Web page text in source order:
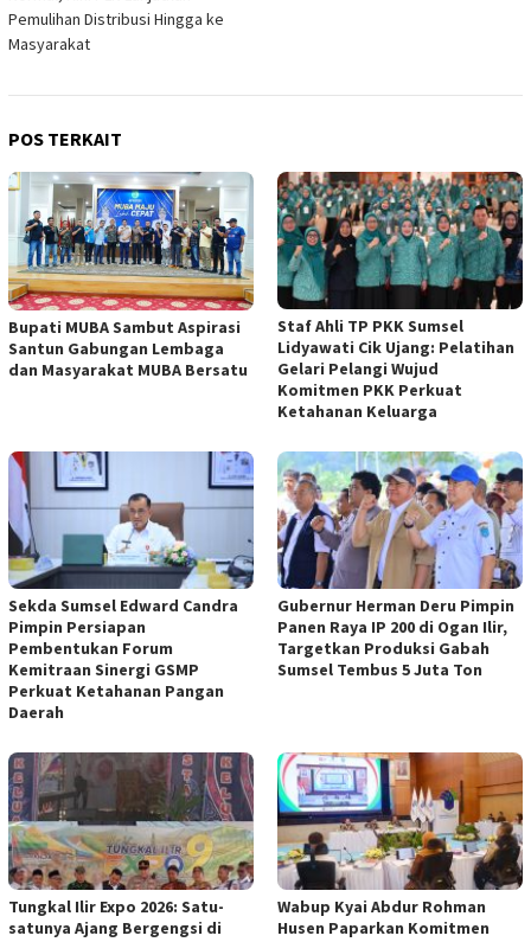
Pemulihan Distribusi Hingga ke
Masyarakat
POS TERKAIT
Bupati MUBA Sambut Aspirasi
Santun Gabungan Lembaga
dan Masyarakat MUBA Bersatu
Staf Ahli TP PKK Sumsel
Lidyawati Cik Ujang: Pelatihan
Gelari Pelangi Wujud
Komitmen PKK Perkuat
Ketahanan Keluarga
Sekda Sumsel Edward Candra
Pimpin Persiapan
Pembentukan Forum
Kemitraan Sinergi GSMP
Perkuat Ketahanan Pangan
Daerah
Gubernur Herman Deru Pimpin
Panen Raya IP 200 di Ogan Ilir,
Targetkan Produksi Gabah
Sumsel Tembus 5 Juta Ton
Tungkal Ilir Expo 2026: Satu-
satunya Ajang Bergengsi di
Wabup Kyai Abdur Rohman
Husen Paparkan Komitmen